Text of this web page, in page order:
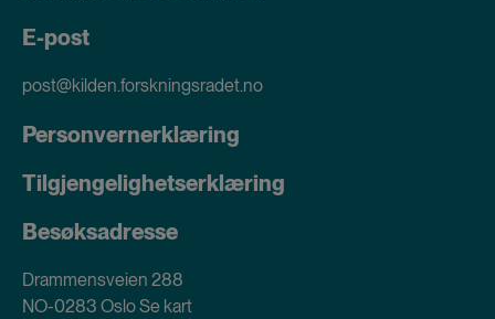
E-post
post@kilden.forskningsradet.no
Personvernerklæring
Tilgjengelighetserklæring
Besøksadresse
Drammensveien 288
NO-0283 OsloSe kart